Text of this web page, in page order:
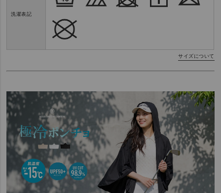
洗濯表記
サイズについて